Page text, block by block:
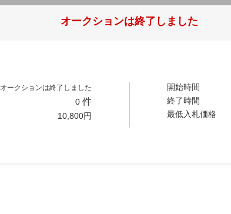
オークションは終了しました
オークションは終了しました
0 件
10,800円
開始時間
終了時間
最低入札価格